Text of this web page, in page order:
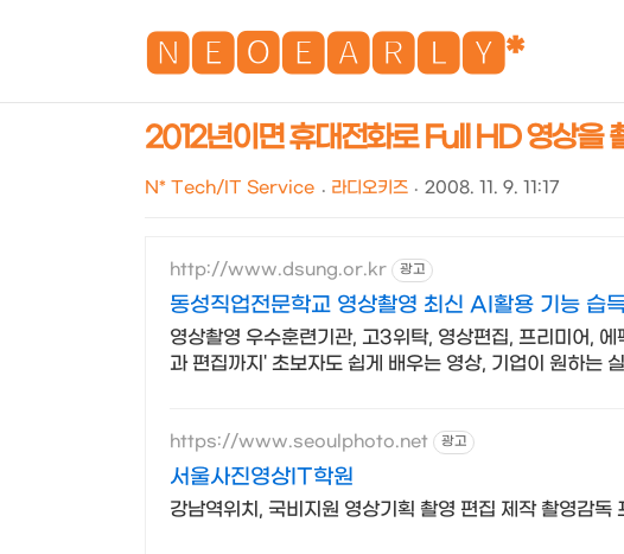
🅽🅴🅾🅴🅰🆁🅻🆈*
2012년이면 휴대전화로 Full HD 영상을
N* Tech/IT Service 라디오키즈 2008. 11. 9. 11:17
http://www.dsung.or.kr 광고
동성직업전문학교 영상촬영 최신 AI활용 기능 습
영상촬영 우수훈련기관, 고3위탁, 영상편집, 프리미어,
과 편집까지' 초보자도 쉽게 배우는 영상, 기업이 원하는
https://www.seoulphoto.net 광고
서울사진영상IT학원
강남역위치, 국비지원 영상기획 촬영 편집 제작 촬영감독